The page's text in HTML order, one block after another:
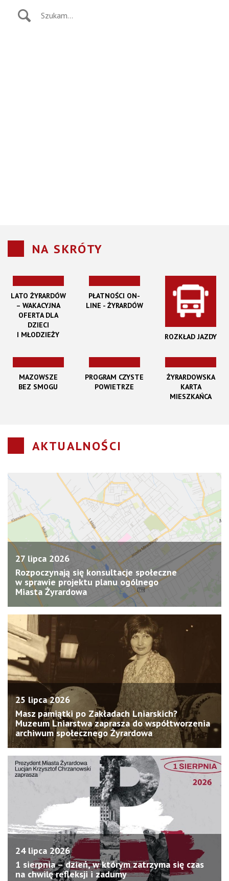
NA SKRÓTY
LATO ŻYRARDÓW
– WAKACYJNA
OFERTA DLA
DZIECI
I MŁODZIEŻY
PŁATNOŚCI ON-
LINE - ŻYRARDÓW
ROZKŁAD JAZDY
MAZOWSZE
BEZ SMOGU
PROGRAM CZYSTE
POWIETRZE
ŻYRARDOWSKA
KARTA
MIESZKAŃCA
AKTUALNOŚCI
27 lipca 2026
Rozpoczynają się konsultacje społeczne
w sprawie projektu planu ogólnego
Miasta Żyrardowa
25 lipca 2026
Masz pamiątki po Zakładach Lniarskich?
Muzeum Lniarstwa zaprasza do współtworzenia
archiwum społecznego Żyrardowa
24 lipca 2026
1 sierpnia – dzień, w którym zatrzyma się czas
na chwilę refleksji i zadumy